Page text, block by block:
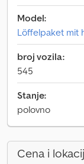
Model:
Löffelpaket mit
broj vozila:
545
Stanje:
polovno
Cena i